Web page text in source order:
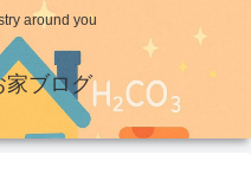
around you
家ブログ